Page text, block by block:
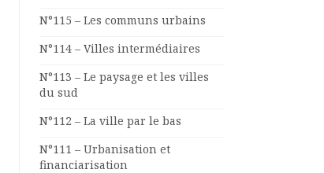
N°115 – Les communs urbains
N°114 – Villes intermédiaires
N°113 – Le paysage et les villes
du sud
N°112 – La ville par le bas
N°111 – Urbanisation et
financiarisation